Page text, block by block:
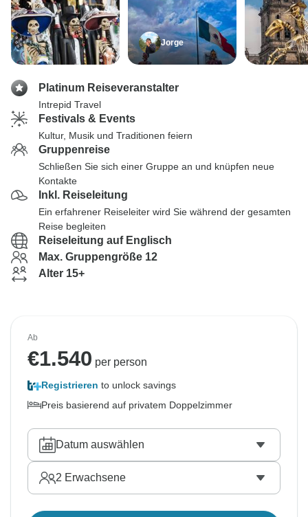
Jorge
Platinum Reiseveranstalter
Intrepid Travel
Festivals & Events
Kultur, Musik und Traditionen feiern
Gruppenreise
Schließen Sie sich einer Gruppe an und knüpfen neue
Kontakte
Inkl. Reiseleitung
Ein erfahrener Reiseleiter wird Sie während der gesamten
Reise begleiten
Reiseleitung auf Englisch
Max. Gruppengröße 12
Alter 15+
Ab
€1.540 per person
Registrieren to unlock savings
Preis basierend auf privatem Doppelzimmer
Datum auswählen
2 Erwachsene